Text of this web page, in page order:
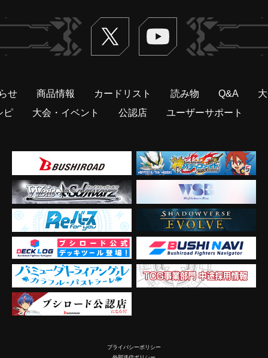
Twitter ヴァンガードch
せ 商品情報 カードリスト 読み物 Q&A
ピ
大会・イベント 公認店 ユーザーサポート
プライバシーポリシー